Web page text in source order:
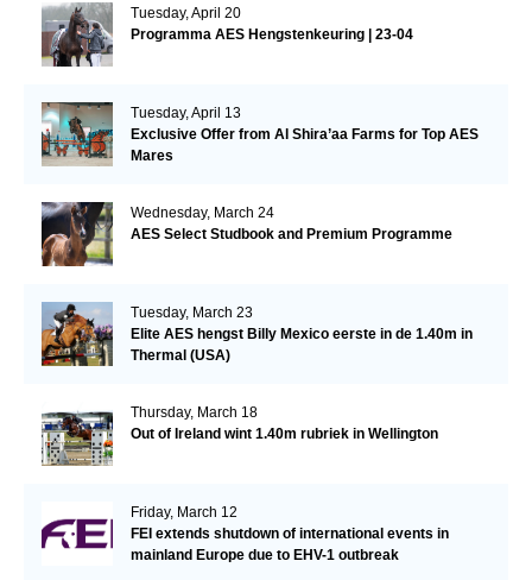
Tuesday, April 20
Programma AES Hengstenkeuring | 23-04
Tuesday, April 13
Exclusive Offer from Al Shira’aa Farms for Top AES
Mares
Wednesday, March 24
AES Select Studbook and Premium Programme
Tuesday, March 23
Elite AES hengst Billy Mexico eerste in de 1.40m in
Thermal (USA)
Thursday, March 18
Out of Ireland wint 1.40m rubriek in Wellington
Friday, March 12
FEI extends shutdown of international events in
mainland Europe due to EHV-1 outbreak